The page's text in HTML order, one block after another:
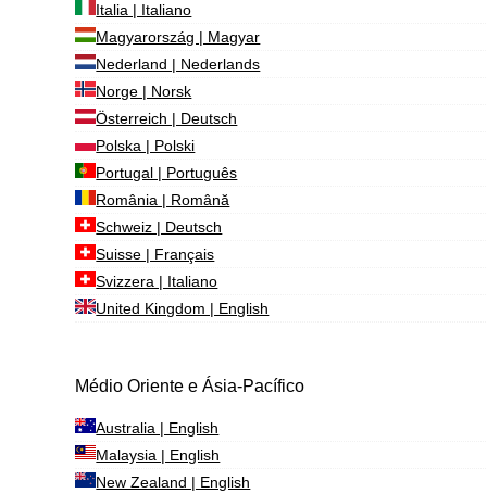
Italia | Italiano
Magyarország | Magyar
Nederland | Nederlands
Norge | Norsk
Österreich | Deutsch
Polska | Polski
Portugal | Português
România | Română
Schweiz | Deutsch
Suisse | Français
Svizzera | Italiano
United Kingdom | English
Médio Oriente e Ásia-Pacífico
Australia | English
Malaysia | English
New Zealand | English